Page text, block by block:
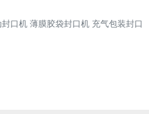
口机 薄膜胶袋封口机 充气包装封口